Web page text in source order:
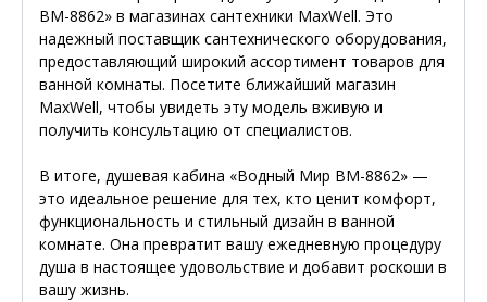
ВМ-8862» в магазинах сантехники MaxWell. Это
надежный поставщик сантехнического оборудования,
предоставляющий широкий ассортимент товаров для
ванной комнаты. Посетите ближайший магазин
MaxWell, чтобы увидеть эту модель вживую и
получить консультацию от специалистов.
В итоге, душевая кабина «Водный Мир ВМ-8862» —
это идеальное решение для тех, кто ценит комфорт,
функциональность и стильный дизайн в ванной
комнате. Она превратит вашу ежедневную процедуру
душа в настоящее удовольствие и добавит роскоши в
вашу жизнь.